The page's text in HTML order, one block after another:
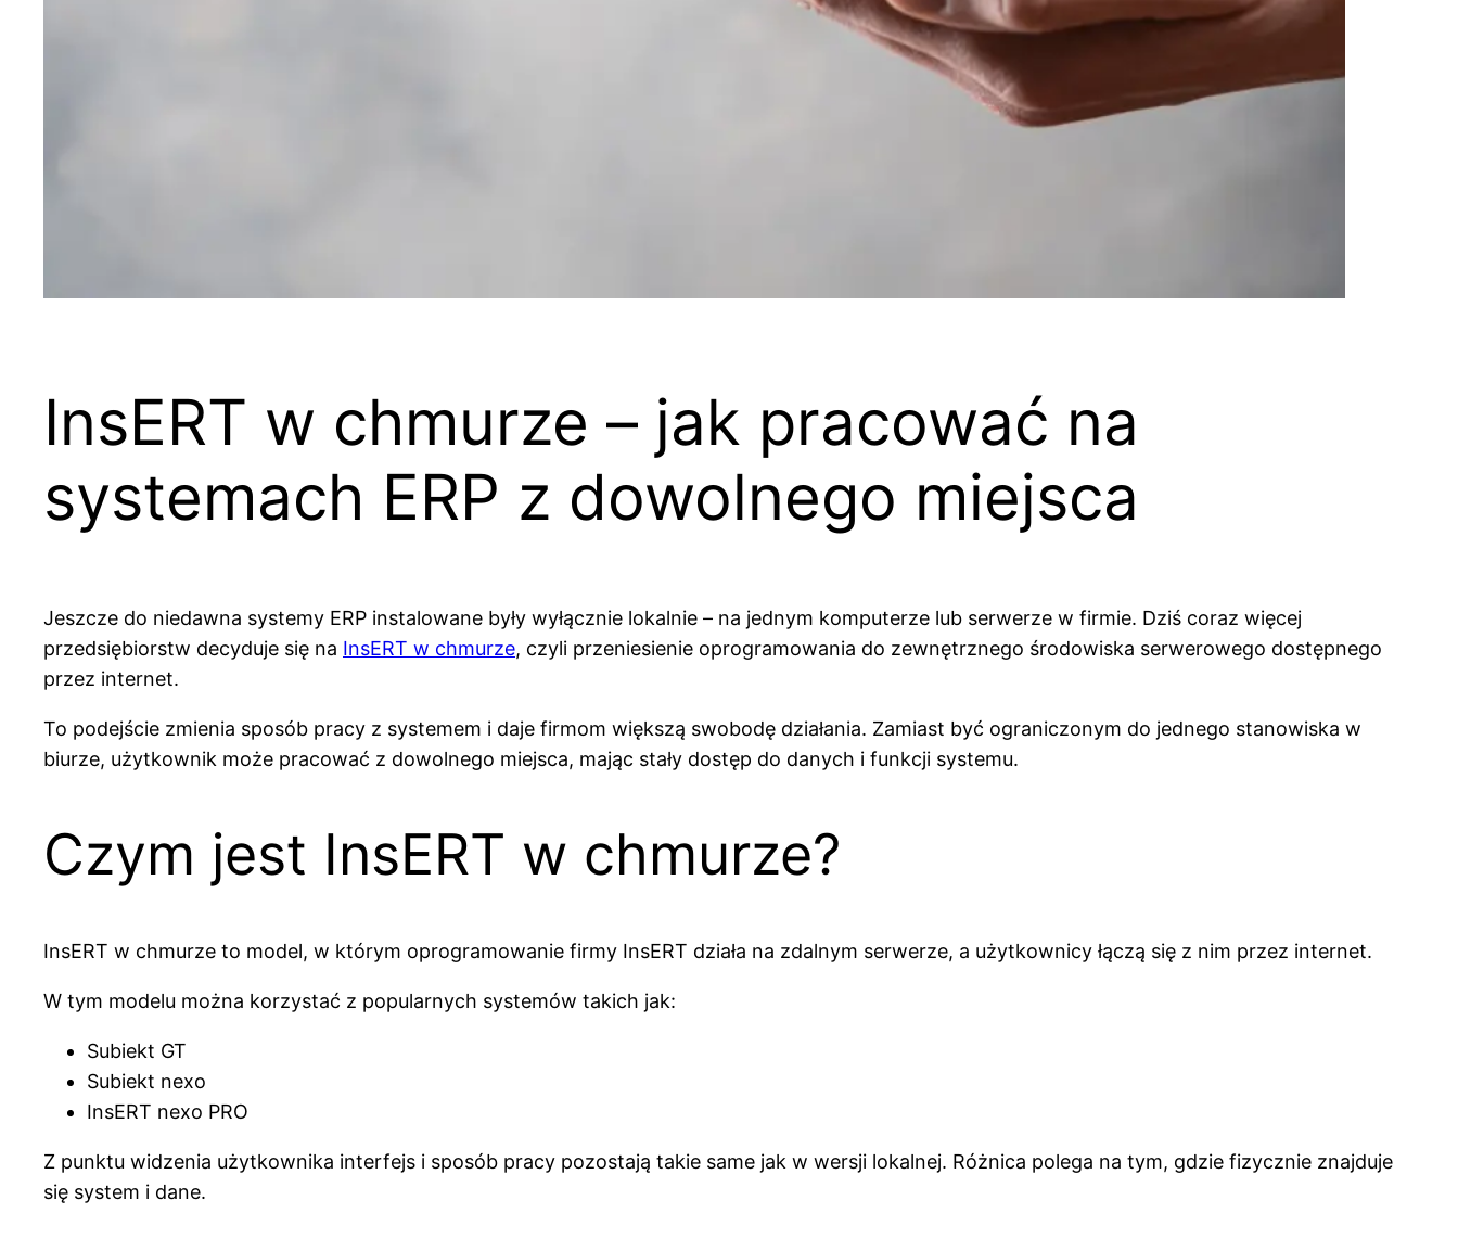
InsERT w chmurze – jak pracować na
systemach ERP z dowolnego miejsca
Jeszcze do niedawna systemy ERP instalowane były wyłącznie lokalnie – na jednym komputerze lub serwerze w firmie. Dziś coraz więcej
przedsiębiorstw decyduje się na InsERT w chmurze, czyli przeniesienie oprogramowania do zewnętrznego środowiska serwerowego dostępnego
przez internet.
To podejście zmienia sposób pracy z systemem i daje firmom większą swobodę działania. Zamiast być ograniczonym do jednego stanowiska w
biurze, użytkownik może pracować z dowolnego miejsca, mając stały dostęp do danych i funkcji systemu.
Czym jest InsERT w chmurze?
InsERT w chmurze to model, w którym oprogramowanie firmy InsERT działa na zdalnym serwerze, a użytkownicy łączą się z nim przez internet.
W tym modelu można korzystać z popularnych systemów takich jak:
Subiekt GT
Subiekt nexo
InsERT nexo PRO
Z punktu widzenia użytkownika interfejs i sposób pracy pozostają takie same jak w wersji lokalnej. Różnica polega na tym, gdzie fizycznie znajduje
się system i dane.